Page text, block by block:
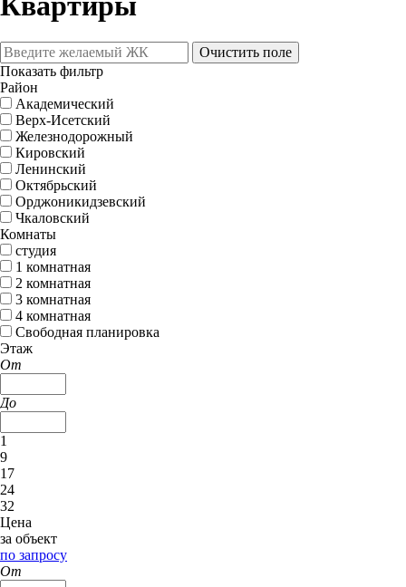
Очистить поле
Показать фильтр
Район
Академический
Верх-Исетский
Железнодорожный
Кировский
Ленинский
Октябрьский
Орджоникидзевский
Чкаловский
Комнаты
студия
1 комнатная
2 комнатная
3 комнатная
4 комнатная
Свободная планировка
Этаж
От
До
1
9
17
24
32
Цена
за объект
по запросу
От